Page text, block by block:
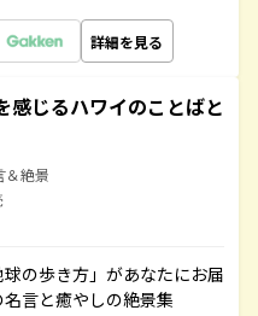
詳細を見る
感じるハワイのことばと
＆絶景
の歩き方」があなたにお届
言と癒やしの絶景集